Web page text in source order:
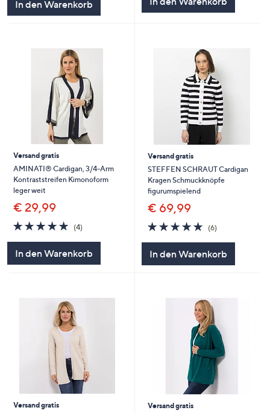
In den Warenkorb
Versand gratis
AMINATI® Cardigan, 3/4-Arm
Kontraststreifen Kimonoform
leger weit
€ 29,99
5.0
von
(4)4
In den Warenkorb
Versand gratis
STEFFEN SCHRAUT Cardigan
Kragen Schmuckknöpfe
figurumspielend
€ 69,99
4.8
von
(6)
In den Warenkorb
Versand gratis
Versand gratis